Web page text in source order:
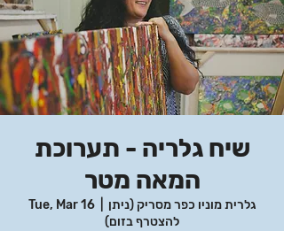
שיח גלריה - תערוכת
המאה מטר
Tue, Mar 16
  |
גלרית מוניו כפר מסריק (ניתן
להצטרף בזום)